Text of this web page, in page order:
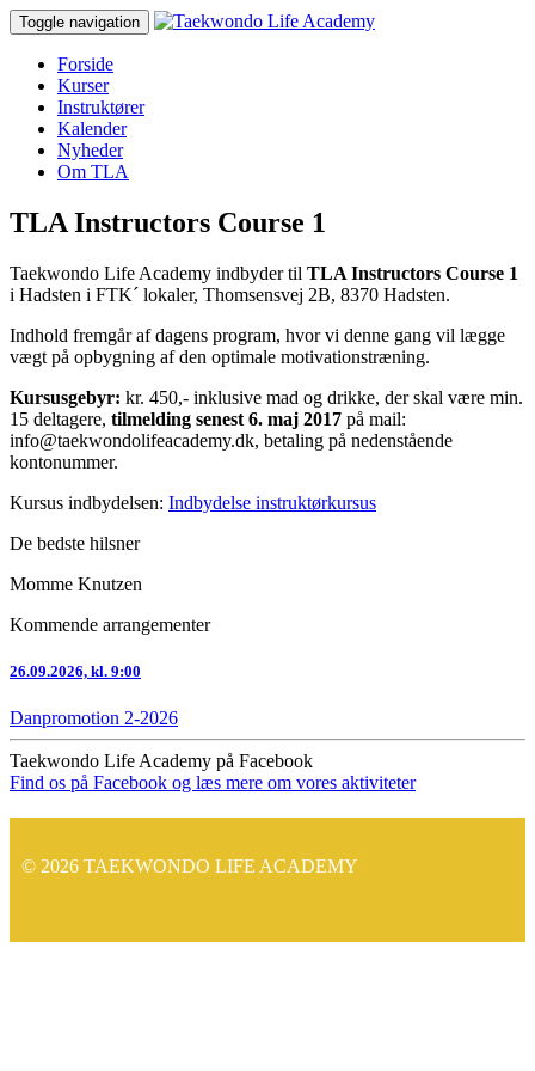
Toggle navigation
Forside
Kurser
Instruktører
Kalender
Nyheder
Om TLA
TLA Instructors Course 1
Taekwondo Life Academy indbyder til TLA Instructors Course 1
i Hadsten i FTK´ lokaler, Thomsensvej 2B, 8370 Hadsten.
Indhold fremgår af dagens program, hvor vi denne gang vil lægge
vægt på opbygning af den optimale motivationstræning.
Kursusgebyr: kr. 450,- inklusive mad og drikke, der skal være min.
15 deltagere, tilmelding senest 6. maj 2017 på mail:
info@taekwondolifeacademy.dk, betaling på nedenstående
kontonummer.
Kursus indbydelsen: Indbydelse instruktørkursus
De bedste hilsner
Momme Knutzen
Kommende arrangementer
26.09.2026, kl. 9:00
Danpromotion 2-2026
Taekwondo Life Academy på Facebook
Find os på Facebook og læs mere om vores aktiviteter
© 2026 TAEKWONDO LIFE ACADEMY